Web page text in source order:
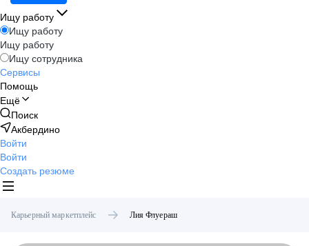
Ищу работу
Ищу работу
Ищу работу
Ищу сотрудника
Сервисы
Помощь
Ещё
Поиск
Акбердино
Войти
Войти
Создать резюме
Карьерный маркетплейс Лия Флуераш